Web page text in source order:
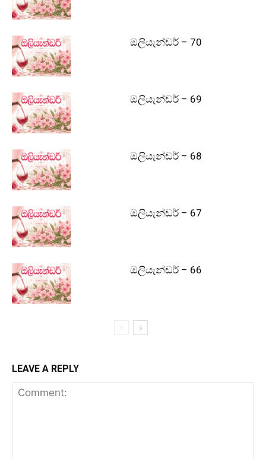
ඔලියැන්ඩර් – 70
ඔලියැන්ඩර් – 69
ඔලියැන්ඩර් – 68
ඔලියැන්ඩර් – 67
ඔලියැන්ඩර් – 66
LEAVE A REPLY